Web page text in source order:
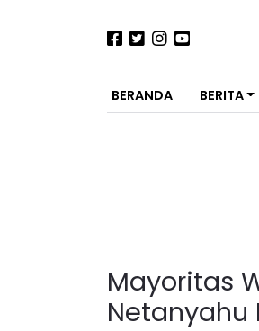
BERANDA BERITA
Mayoritas
Netanyahu